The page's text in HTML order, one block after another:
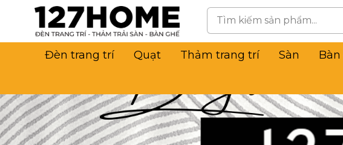
Đèn trang trí Quạt Thảm trang trí Sàn